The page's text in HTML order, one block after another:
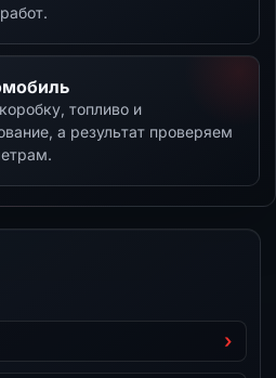
топливо и
а результат проверяем